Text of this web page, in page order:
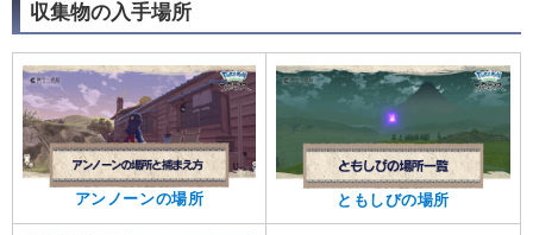
収集物の入手場所
アンノーンの場所 ともしびの場所